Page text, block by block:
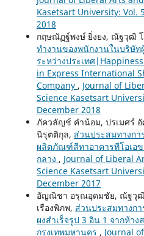
Kasetsart University: Vol.
2018
กฤษณัฏฐ์พงษ์ ยิ่งยง, ณัฐวุฒิ
ทำงานของพนักงานในบริษั
ระหว่างประเทศ
in Express International
Company , Journal of
Science Kasetsart
December 2018
ภัควลัญช์ คำน้อม, ปรเมศร์
นิรุตติกุล, ส่วนประสมทางก
ผลิตภัณฑ์สีทาอาคารทีโอเอ
กลาง , Journal of Liberal
Science Kasetsart
December 2017
อัญณิชา อรุณอุดมชัย, ณัฐวุฒิ
เรืองพิภพ, ส่วนประสมทางก
ผงสำเร็จรูป 3 อิน 1 จากห้า
กรุงเทพมหานคร , Journal